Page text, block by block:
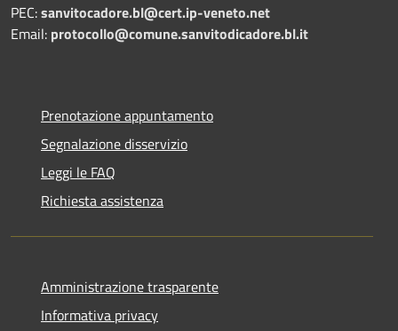
PEC:sanvitocadore.bl@cert.ip-veneto.net
Email: protocollo@comune.sanvitodicadore.bl.it
Prenotazione appuntamento
Segnalazione disservizio
Leggi le FAQ
Richiesta assistenza
Amministrazione trasparente
Informativa privacy